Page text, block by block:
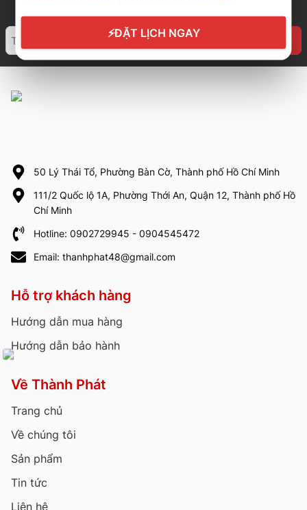
⚡ĐẶT LỊCH NGAY
50 Lý Thái Tổ, Phường Bàn Cờ, Thành phố Hồ Chí Minh
111/2 Quốc lộ 1A, Phường Thới An, Quận 12, Thành phố Hồ
Chí Minh
Hotline: 0902729945 - 0904545472
Email: thanhphat48@gmail.com
Hỗ trợ khách hàng
Hướng dẫn mua hàng
Hướng dẫn bảo hành
Về Thành Phát
Trang chủ
Về chúng tôi
Sản phẩm
Tin tức
Liên hệ